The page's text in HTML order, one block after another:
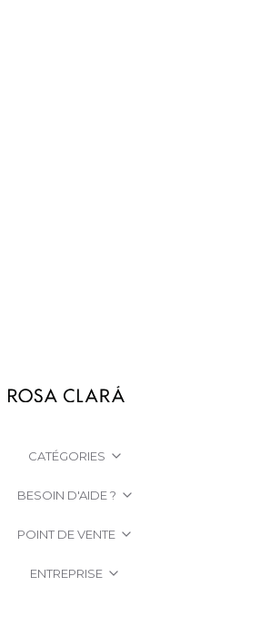
CATÉGORIES
BESOIN D'AIDE ?
POINT DE VENTE
ENTREPRISE